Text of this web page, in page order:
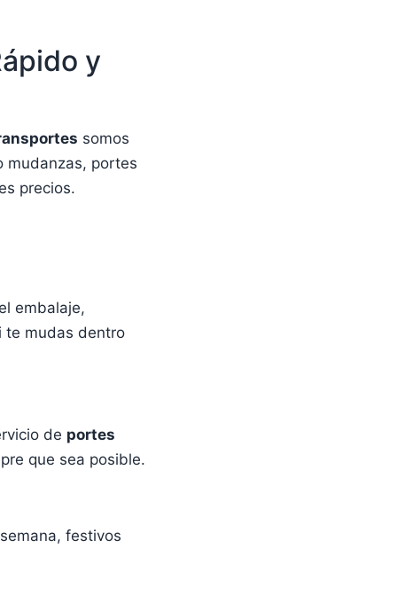
y
somos
mudanzas, portes
precios.
embalaje,
te mudas dentro
de portes
que sea posible.
festivos